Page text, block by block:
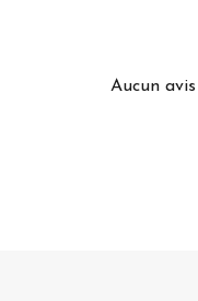
Aucun